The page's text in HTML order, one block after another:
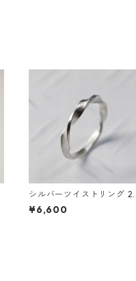
シルバーツイストリング
mm幅 つや消し 3号～27号
｜WKH TWIST RING 2.5 sv
¥6,600